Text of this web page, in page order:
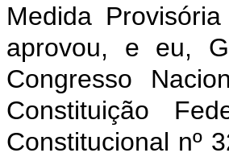
Medida
aprovou, e eu,
Congresso
Constituição
Constitucional nº